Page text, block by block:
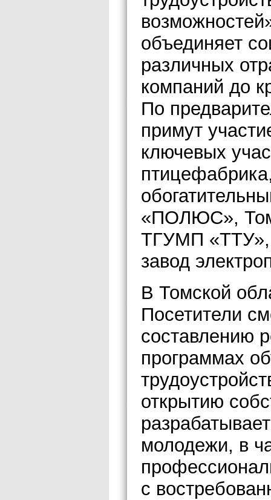
объединяет
различных
компаний до
По
примут
ключевых
«ПОЛЮС»,
ТГУМП
завод
В Томской
Посетители
составлению
программах
открытию
молодежи, в
с